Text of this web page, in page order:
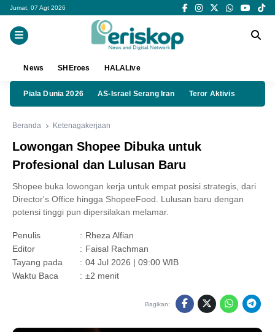
Jumat, 07 Agt 2026
News SHEroes HALALive
Piala Dunia 2026 AS-Israel Serang Iran Teror Aktivis
Beranda Ketenagakerjaan
Lowongan Shopee Dibuka untuk
Profesional dan Lulusan Baru
Shopee buka lowongan kerja untuk empat posisi strategis, dari
Director's Office hingga ShopeeFood. Lulusan baru dengan
potensi tinggi pun dipersilakan melamar.
Penulis : Rheza Alfian
Editor
: Faisal Rachman
Tayang pada
: 04 Jul 2026 | 09:00 WIB
Waktu Baca
: ±2 menit
Bagikan: